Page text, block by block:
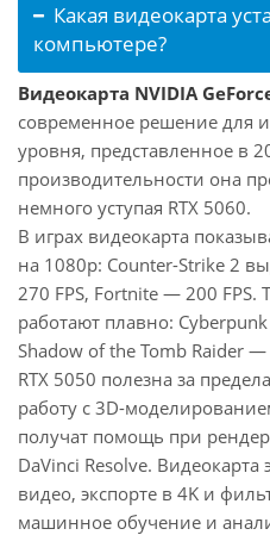
Какая видеокарта
компьютере?
Видеокарта NVIDIA
современное решение для
уровня, представленное в
производительности она
немного уступая RTX 5060.
В играх видеокарта
на 1080p: Counter-Strike 2
270 FPS, Fortnite — 200 FPS.
работают плавно:
Shadow of the Tomb Raider —
RTX 5050 полезна за
работу с 3D-
получат помощь при
DaVinci Resolve.
видео, экспорте в 4K и
машинное обучение и